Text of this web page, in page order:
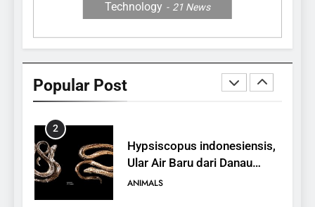
Technology 21 News
Popular Post
1
Antelope, Si Antelop
2
Hypsiscopus indonesiensis,
Ular Air Baru dari Danau
Towuti
ANIMALS